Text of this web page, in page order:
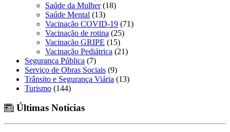
Saúde da Mulher(18)
Saúde Mental (13)
Vacinação COVID-19 (71)
Vacinação de rotina (25)
Vacinação GRIPE (15)
Vacinação Pediátrica (21)
Segurança Pública (7)
Serviço de Obras Sociais (9)
Trânsito e Segurança Viária (13)
Turismo (144)
Últimas Notícias